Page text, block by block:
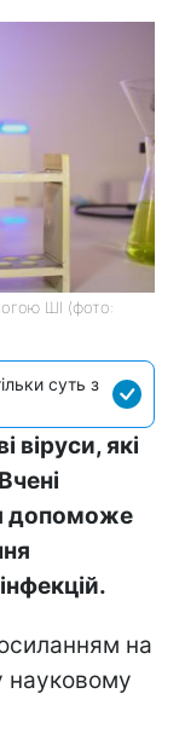
ШІ (фото:
суть з
віруси, які
допоможе
на
науковому